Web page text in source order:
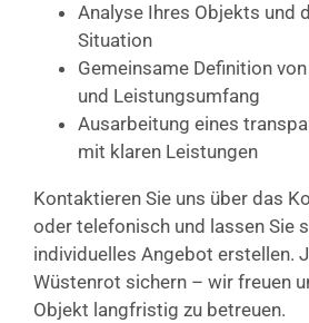
Analyse Ihres Objekts und
Situation
Gemeinsame Definition
und Leistungsumfang
Ausarbeitung eines
mit klaren Leistungen
Kontaktieren Sie uns über das
oder telefonisch und lassen Sie
individuelles Angebot erstellen.
Wüstenrot sichern – wir freuen
Objekt langfristig zu betreuen.